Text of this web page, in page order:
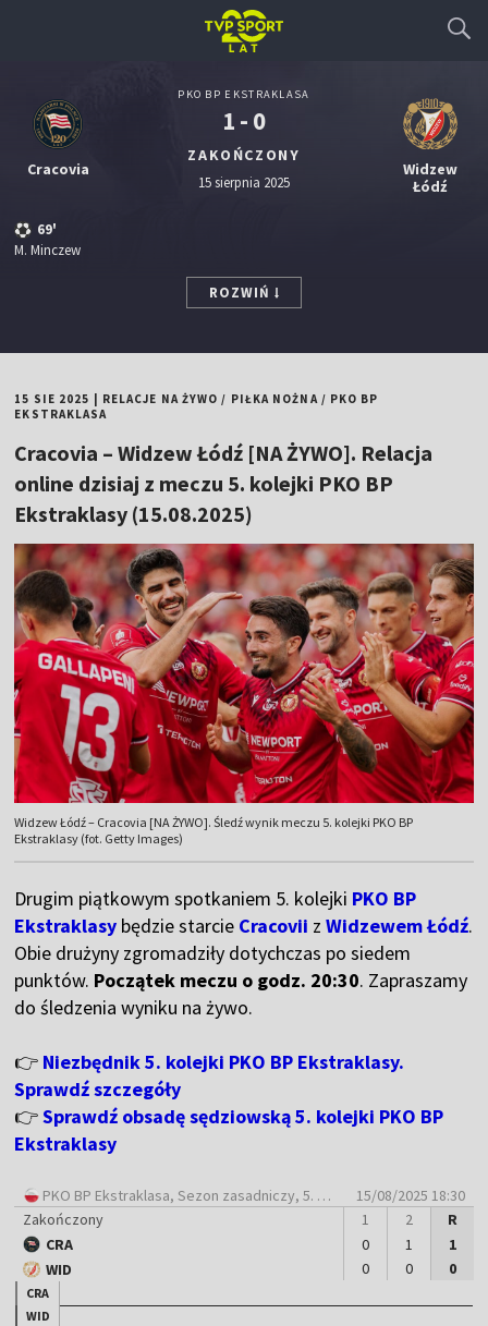
Cracovia
69'
M. Minczew
PKO BP EKSTRAKLASA
1 - 0
ZAKOŃCZONY
15 sierpnia 2025
Widzew
Łódź
ROZWIŃ
15 SIE 2025 RELACJE NA ŻYWO / PIŁKA NOŻNA/ PKO BP
EKSTRAKLASA
Cracovia – Widzew Łódź [NA ŻYWO]. Relacja
online dzisiaj z meczu 5. kolejki PKO BP
Ekstraklasy (15.08.2025)
Widzew Łódź – Cracovia [NA ŻYWO]. Śledź wynik meczu 5. kolejki PKO BP
Ekstraklasy (fot. Getty Images)
Drugim piątkowym spotkaniem 5. kolejki PKO BP
Ekstraklasy będzie starcie Cracovii zWidzewem Łódź.
Obie drużyny zgromadziły dotychczas po siedem
punktów. Początek meczu o godz. 20:30. Zapraszamy
do śledzenia wyniku na żywo.
👉 Niezbędnik 5. kolejki PKO BP Ekstraklasy.
Sprawdź szczegóły
👉Sprawdź obsadę sędziowską 5. kolejki PKO BP
Ekstraklasy
PKO BP Ekstraklasa , Sezon zasadniczy, 5. Kolejka
15/08/2025 18:30
Zakończony
CRA
WID
1
0
0
2
1
0
R
1
0
CRA
WID